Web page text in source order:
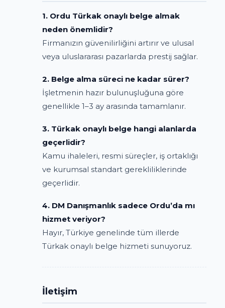
1. Ordu Türkak onaylı belge almak
neden önemlidir?
Firmanızın güvenilirliğini artırır ve ulusal
veya uluslararası pazarlarda prestij sağlar.
2. Belge alma süreci ne kadar sürer?
İşletmenin hazır bulunuşluğuna göre
genellikle 1–3 ay arasında tamamlanır.
3. Türkak onaylı belge hangi alanlarda
geçerlidir?
Kamu ihaleleri, resmi süreçler, iş ortaklığı
ve kurumsal standart gerekliliklerinde
geçerlidir.
4. DM Danışmanlık sadece Ordu’da mı
hizmet veriyor?
Hayır, Türkiye genelinde tüm illerde
Türkak onaylı belge hizmeti sunuyoruz.
İletişim